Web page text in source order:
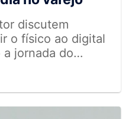
discutem
o físico ao digital
jornada do